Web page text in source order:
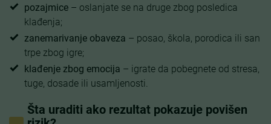
pozajmice – oslanjate se na druge zbog posledica
klađenja;
zanemarivanje obaveza – posao, škola, porodica ili san
trpe zbog igre;
klađenje zbog emocija – igrate da pobegnete od stresa,
tuge, dosade ili usamljenosti.
Šta uraditi ako rezultat pokazuje povišen